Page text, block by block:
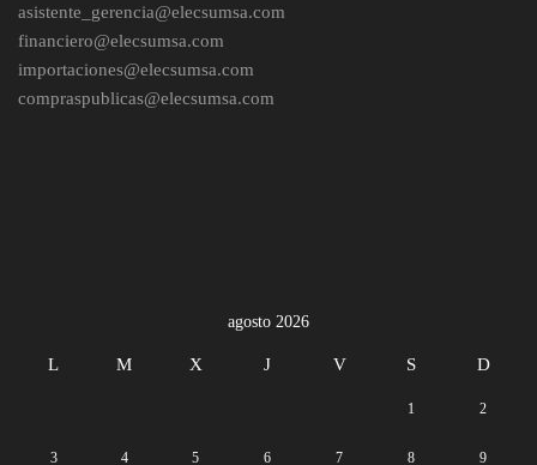
asistente_gerencia@elecsumsa.com
financiero@elecsumsa.com
importaciones@elecsumsa.com
compraspublicas@elecsumsa.com
agosto 2026
L M X J V S D
1 2
3 4 5 6 7 8 9